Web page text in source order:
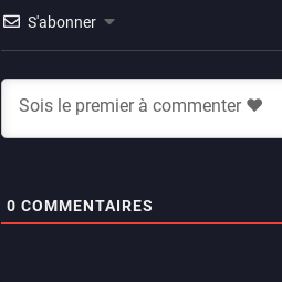
S'abonner
0 COMMENTAIRES